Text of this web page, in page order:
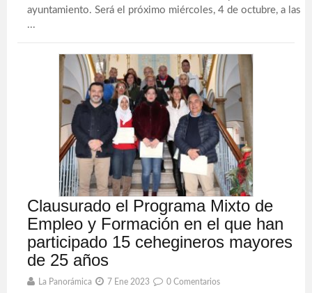
ayuntamiento. Será el próximo miércoles, 4 de octubre, a las
...
Clausurado el Programa Mixto de
Empleo y Formación en el que han
participado 15 cehegineros mayores
de 25 años
La Panorámica 7 Ene 2023 0 Comentarios